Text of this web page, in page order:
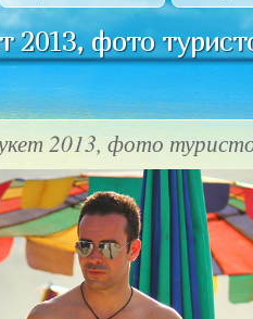
2013, фото
2013, фото